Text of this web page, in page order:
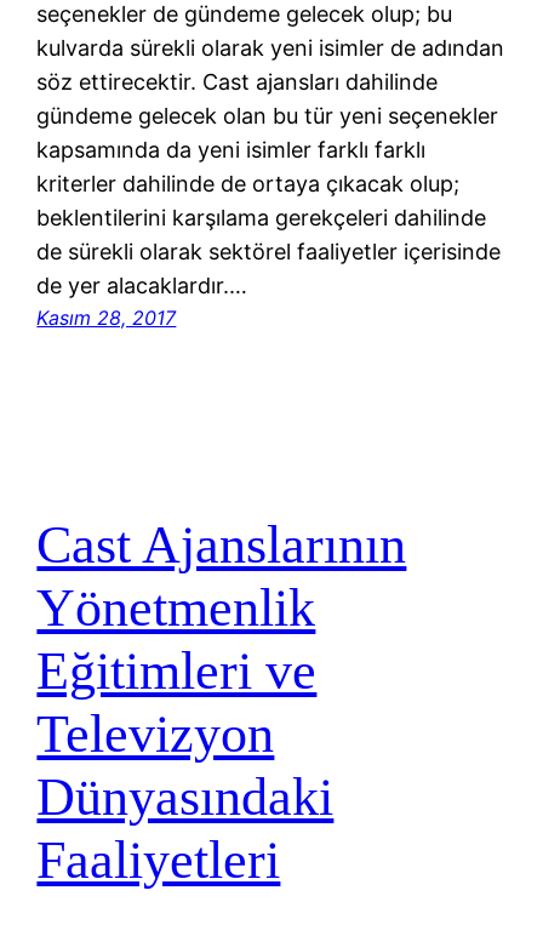
seçenekler de gündeme gelecek olup; bu
kulvarda sürekli olarak yeni isimler de adından
söz ettirecektir. Cast ajansları dahilinde
gündeme gelecek olan bu tür yeni seçenekler
kapsamında da yeni isimler farklı farklı
kriterler dahilinde de ortaya çıkacak olup;
beklentilerini karşılama gerekçeleri dahilinde
de sürekli olarak sektörel faaliyetler içerisinde
de yer alacaklardır.…
Kasım 28, 2017
Cast Ajanslarının
Yönetmenlik
Eğitimleri ve
Televizyon
Dünyasındaki
Faaliyetleri